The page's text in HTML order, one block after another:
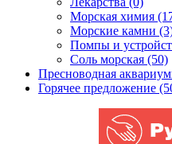
Морская химия
Морские камни
Помпы и
Соль морская (50)
Пресноводная
Горячее предложение